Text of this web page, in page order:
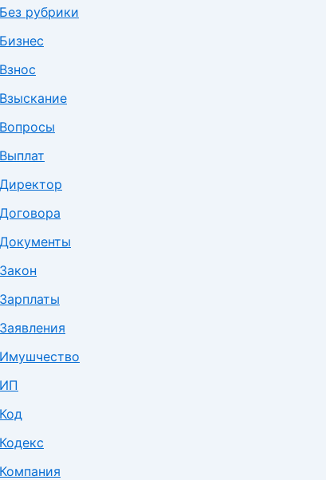
Без рубрики
Бизнес
Взнос
Взыскание
Вопросы
Выплат
Директор
Договора
Документы
Закон
Зарплаты
Заявления
Имушчество
ИП
Код
Кодекс
Компания